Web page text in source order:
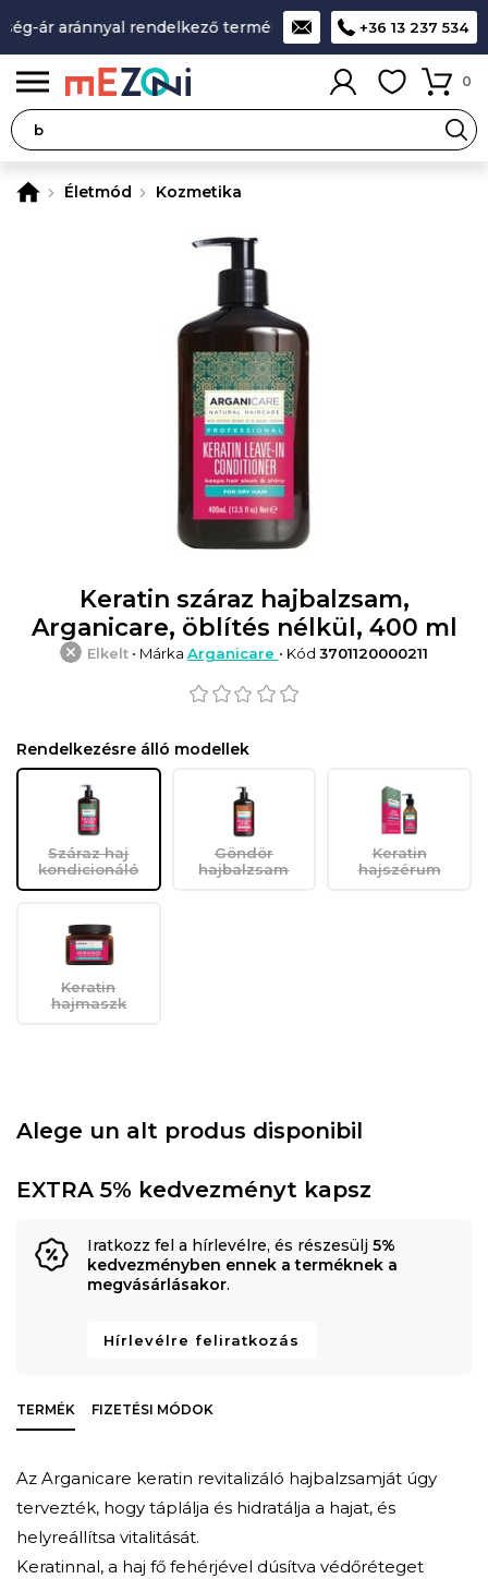
aránnyal rendelkező termékek A legjobb design-+36 13 237 534
0
Életmód Kozmetika
Keratin száraz hajbalzsam,
Arganicare, öblítés nélkül, 400 ml
Elkelt• Márka Arganicare • Kód 3701120000211
Rendelkezésre álló modellek
Száraz haj
kondicionáló
Göndör
hajbalzsam
Keratin
hajszérum
Keratin
hajmaszk
Alege un alt produs disponibil
EXTRA 5% kedvezményt kapsz
Iratkozz fel a hírlevélre, és részesülj 5%
kedvezményben ennek a terméknek a
megvásárlásakor.
Hírlevélre feliratkozás
TERMÉK FIZETÉSI MÓDOK
Az Arganicare keratin revitalizáló hajbalzsamját úgy
tervezték, hogy táplálja és hidratálja a hajat, és
helyreállítsa vitalitását.
Keratinnal, a haj fő fehérjével dúsítva védőréteget